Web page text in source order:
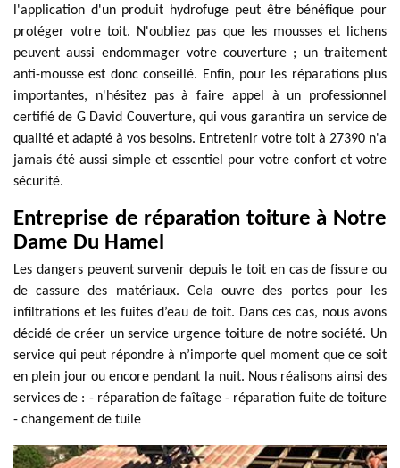
l'application d'un produit hydrofuge peut être bénéfique pour
protéger votre toit. N'oubliez pas que les mousses et lichens
peuvent aussi endommager votre couverture ; un traitement
anti-mousse est donc conseillé. Enfin, pour les réparations plus
importantes, n'hésitez pas à faire appel à un professionnel
certifié de G David Couverture, qui vous garantira un service de
qualité et adapté à vos besoins. Entretenir votre toit à 27390 n'a
jamais été aussi simple et essentiel pour votre confort et votre
sécurité.
Entreprise de réparation toiture à Notre
Dame Du Hamel
Les dangers peuvent survenir depuis le toit en cas de fissure ou
de cassure des matériaux. Cela ouvre des portes pour les
infiltrations et les fuites d’eau de toit. Dans ces cas, nous avons
décidé de créer un service urgence toiture de notre société. Un
service qui peut répondre à n’importe quel moment que ce soit
en plein jour ou encore pendant la nuit. Nous réalisons ainsi des
services de : - réparation de faîtage - réparation fuite de toiture
- changement de tuile